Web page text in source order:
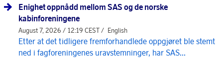
Enighet oppnådd mellom SAS og de norske
kabinforeningene
August 7, 2026 / 12:19 CEST / English
Etter at det tidligere fremforhandlede oppgjøret ble stemt
ned i fagforeningenes uravstemninger, har SAS...